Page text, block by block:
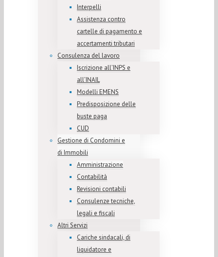
Interpelli
Assistenza contro
cartelle di pagamento e
accertamenti tributari
Consulenza del lavoro
Iscrizione all’INPS e
all’INAIL
Modelli EMENS
Predisposizione delle
buste paga
CUD
Gestione di Condomini e
di Immobili
Amministrazione
Contabilità
Revisioni contabili
Consulenze tecniche,
legali e fiscali
Altri Servizi
Cariche sindacali, di
liquidatore e